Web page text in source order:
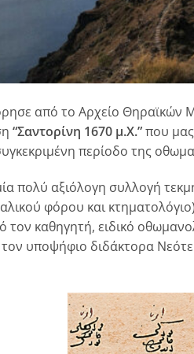
από το Αρχείο Θηραϊκών
“Σαντορίνη 1670 μ.Χ.”που μας
περίοδο της
πολύ αξιόλογη συλλογή
φόρου και
τον καθηγητή, ειδικό
υποψήφιο διδάκτορα